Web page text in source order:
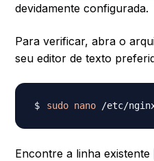
devidamente configurada.
Para verificar, abra o
seu editor de texto
sudo nano /etc/
Encontre a linha existente